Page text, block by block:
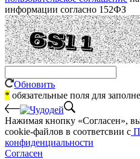
информации согласно 152ФЗ
Обновить
* обязательные поля для
Нажимая кнопку «Согласен», вы
cookie-файлов в соответсвии с
конфиденциальности
Согласен